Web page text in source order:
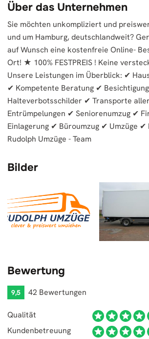
Über das Unternehmen
Sie möchten unkompliziert und
und um Hamburg, deutschlandweit?
auf Wunsch eine kostenfreie Online-
Ort! ★ 100% FESTPREIS ! Keine
Unsere Leistungen im Überblick: ✔
✔ Kompetente Beratung ✔
Halteverbotsschilder ✔ Transporte
Entrümpelungen ✔ Seniorenumzug ✔
Einlagerung ✔ Büroumzug ✔ Umzüge ✔
Rudolph Umzüge - Team
Bilder
Bewertung
9,5 42 Bewertungen
Qualität
Kundenbetreuung